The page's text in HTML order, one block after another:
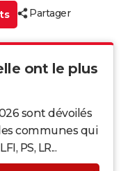
Partager
ont le plus
sont dévoilés
communes qui
PS, LR...